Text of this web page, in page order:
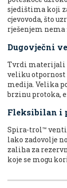
sjedištima koji
cjevovoda, što
rješenjem nema
Dugovječni
Tvrdi materijali
veliku otpornost
medija. Velika
brzinu protoka,
Fleksibilan i
Spira-trol™
lako zadovolje
zaliha za
koje se mogu